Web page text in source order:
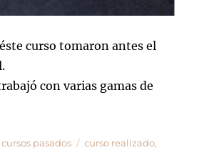
curso tomaron antes el
con varias gamas de
cursos pasados Etiquetas
curso realizado,